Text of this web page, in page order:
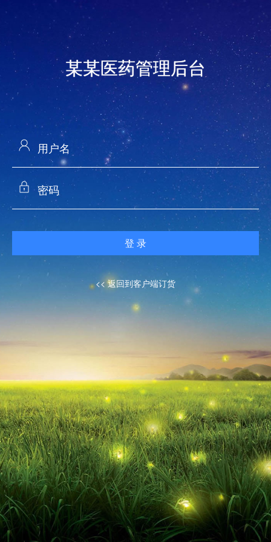
某某医药管理后台
<< 返回到客户端订货